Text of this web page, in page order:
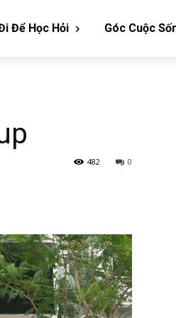
Để Học Hỏi Góc Cuộc
0
482